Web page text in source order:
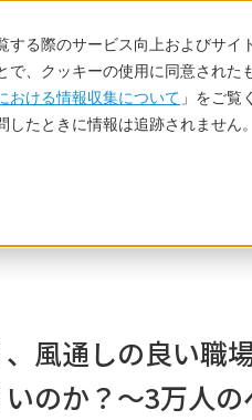
する際のサービス向上およびサ
、クッキーの使用に同意された
おける情報収集について 」をご覧
たときに情報は追跡されませ
サービ
ラム 働きやすく、風通しの良
風通しの良い職
のか？～3万人の